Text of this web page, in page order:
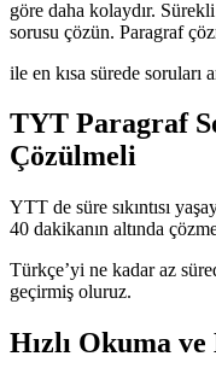
göre daha kolaydır.
sorusu çözün. Paragraf
ile en kısa sürede
TYT Paragraf
Çözülmeli
YTT de süre sıkıntısı
40 dakikanın altında
Türkçe’yi ne kadar az
geçirmiş oluruz.
Hızlı Okuma